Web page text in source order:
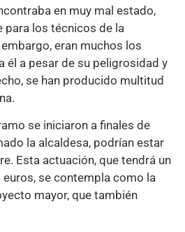
en muy mal estado,
los técnicos de la
eran muchos los
él a pesar de su peligrosidad y
se han producido multitud
se iniciaron a finales de
la alcaldesa, podrían estar
Esta actuación, que tendrá un
se contempla como la
mayor, que también